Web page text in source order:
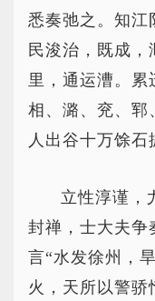
悉奏弛之。知江
民浚治，既成
里，通运漕。累
相、潞、兖、郓
人出谷十万馀石
立性淳谨，
封禅，士大夫争
言“水发徐州，
火，天所以警骄